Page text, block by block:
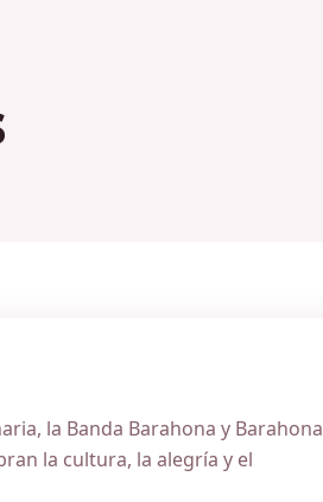
la Banda Barahona y Barahona
la cultura, la alegría y el